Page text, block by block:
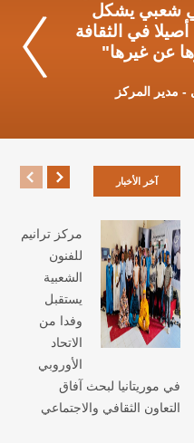
شعبي يشكل
في الثقافة
عن غيرها"
- مدير المركز
ويختلف عن
العربية
احظانا
آخر الأخبار
مركز ترانيم
للفنون
الشعبية
يستقبل
وفدا من
الاتحاد
الأوروبي
في موريتانيا لبحث آفاق
التعاون الثقافي والاجتماعي